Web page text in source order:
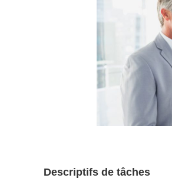
Descriptifs de tâches